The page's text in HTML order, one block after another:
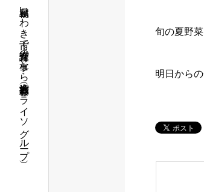
福島県いわき市で介護・保育の事なら社会福祉法人 五彩会（パライソグループ） 旬の夏野
明日から